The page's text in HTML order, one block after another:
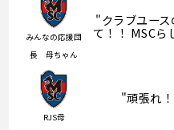
みんなの応援団
長 母ちゃん
"クラブユー
て！！ MSCら
RJS母
"頑張れ